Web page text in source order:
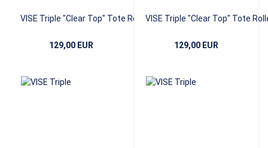
VISE Triple "Clear Top" Tote Roller -
129,00 EUR
VISE Triple "Clear Top" Tote
129,00 EUR